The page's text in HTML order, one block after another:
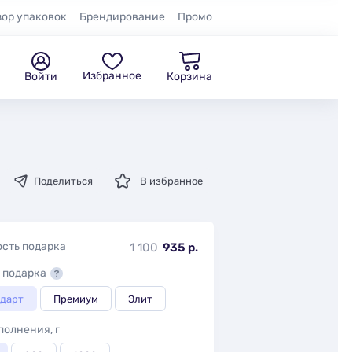
упаковок Брендирование Промо
Войти Избранное Корзина
Поделиться В избранное
подарка 1 100 935 р.
Премиум Элит
г